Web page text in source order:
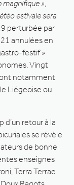
magnifique »
estivale sera
perturbée par
annulées en
festif »
Vingt
notamment
Liégeoise ou
retour à la
se révèle
de bonne
enseignes
Terra Terrae